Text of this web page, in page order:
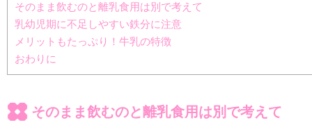
そのまま飲むのと離乳食用は別で考えて
乳幼児期に不足しやすい鉄分に注意
メリットもたっぷり！牛乳の特徴
おわりに
そのまま飲むのと離乳食用は別で考えて